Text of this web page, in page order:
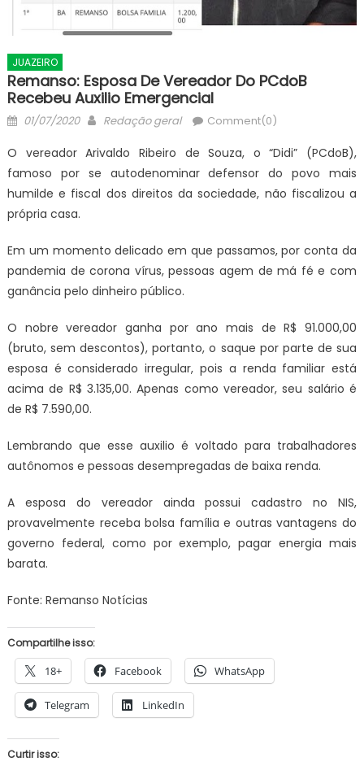
JUAZEIRO
Remanso: Esposa De Vereador Do PCdoB
Recebeu Auxilio Emergencial
Posted
01/07/2020 Author
Redação geral Comment(0)
O vereador Arivaldo Ribeiro de Souza, o “Didi” (PCdoB),
famoso por se autodenominar defensor do povo mais
humilde e fiscal dos direitos da sociedade, não fiscalizou a
própria casa.
Em um momento delicado em que passamos, por conta da
pandemia de corona vírus, pessoas agem de má fé e com
ganância pelo dinheiro público.
O nobre vereador ganha por ano mais de R$ 91.000,00
(bruto, sem descontos), portanto, o saque por parte de sua
esposa é considerado irregular, pois a renda familiar está
acima de R$ 3.135,00. Apenas como vereador, seu salário é
de R$ 7.590,00.
Lembrando que esse auxilio é voltado para trabalhadores
autônomos e pessoas desempregadas de baixa renda.
A esposa do vereador ainda possui cadastro no NIS,
provavelmente receba bolsa família e outras vantagens do
governo federal, como por exemplo, pagar energia mais
barata.
Fonte: Remanso Notícias
Compartilhe isso:
18+ Facebook WhatsApp
Telegram LinkedIn
Curtir isso: